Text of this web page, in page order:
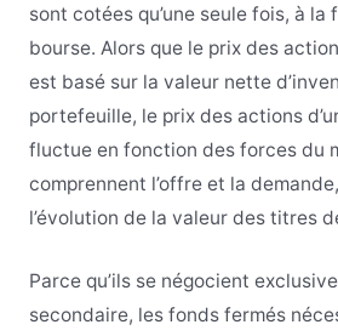
sont cotées qu’une seule fois, à la
bourse. Alors que le prix des
est basé sur la valeur nette
portefeuille, le prix des actions
fluctue en fonction des forces du
comprennent l’offre et la
l’évolution de la valeur des titres
Parce qu’ils se négocient
secondaire, les fonds fermés